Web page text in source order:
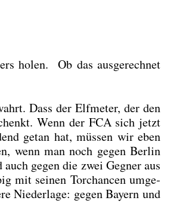
holen. Ob das aus­ge­rech­net
Dass der Elf­me­ter, der den
Wenn der FCA sich jetzt
getan hat, müs­sen wir eben
wenn man noch gegen Ber­lin
gegen die zwei Geg­ner aus
mit sei­nen Tor­chan­cen umge­
Nie­der­la­ge: gegen Bay­ern und